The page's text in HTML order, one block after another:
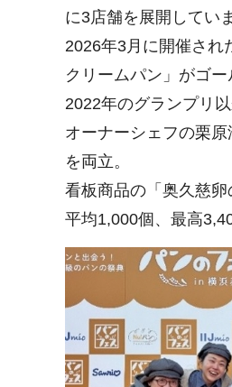
に3店舗を展開してい
2026年3月に開催され
クリームパン」がゴー
2022年のグランプリ
オーナーシェフの栗
を両立。
看板商品の「奥久慈
平均1,000個、最高